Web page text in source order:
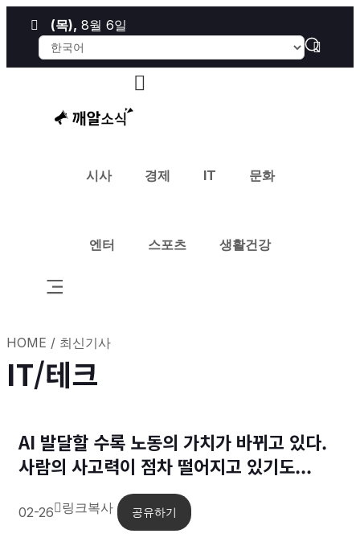
(목), 8월 6일
시사 경제 IT 문화
엔터 스포츠 생활건강
HOME / 최신기사
IT/테크
AI 발달할 수록 노동의 가치가 바뀌고 있다.
사람의 사고력이 점차 떨어지고 있기도...
02-26 링크복사 공유하기